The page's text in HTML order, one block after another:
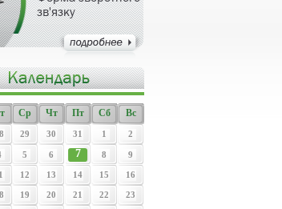
зв'язку
Ср Чт Пт Сб Вс
29 30 31 1 2
5 6 7 8 9
12 13 14 15 16
19 20 21 22 23